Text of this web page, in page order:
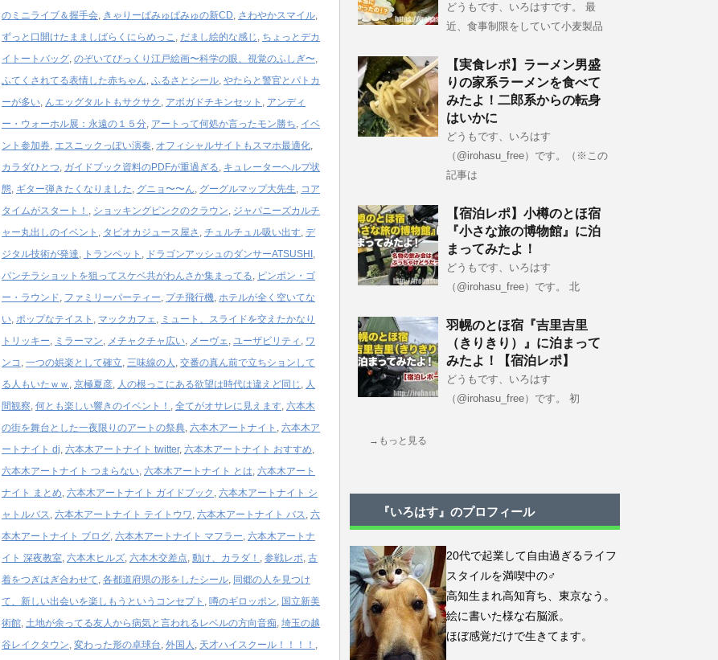
のミニライブ＆握手会, きゃりーぱみゅぱみゅの新CD, さわやかスマイル,
ずっと口開けたまましばらくにらめっこ , だまし絵的な感じ , ちょっとデカ
イトートバッグ, のぞいてびっくり江戸絵画〜科学の眼、視覚のふしぎ〜,
ふてくされてる表情した赤ちゃん, ふるさとシール, やたらと警官とパトカ
ーが多い, んエッグタルトもサクサク , アボガドチキンセット , アンディ
ー・ウォーホル展：永遠の１５分, アートって何処か言ったモン勝ち, イベ
ント参加券, エスニックっぽい演奏, オフィシャルサイトもスマホ最適化,
カラダひとつ, ガイドブック資料のPDFが重過ぎる, キュレーターヘルプ状
態, ギター弾きたくなりました, グニョ〜〜ん, グーグルマップ大先生, コア
タイムがスタート！ , ショッキングピンクのクラウン, ジャパニーズカルチ
ャー丸出しのイベント , タピオカジュース屋さ , チュルチュル吸い出す, デ
ジタル技術が発達, トランペット , ドラゴンアッシュのダンサーATSUSHI ,
パンチラショットを狙ってスケベ共がわんさか集まってる, ピンポン・ゴ
ー・ラウンド, ファミリーパーティー, プチ飛行機, ホテルが全く空いてな
い, ポップなテイスト , マックカフェ, ミュート、スライドを交えたかなり
トリッキー, ミラーマン, メチャクチャ広い, メーヴェ, ユーザビリティ , ワ
ンコ , 一つの娯楽として確立, 三味線の人 , 交番の真ん前で立ちションして
る人もいたｗｗ , 京極夏彦, 人の根っこにある欲望は時代は違えど同じ , 人
間観察, 何とも楽しい響きのイベント！ , 全てがオサレに見えます, 六本木
の街を舞台とした一夜限りのアートの祭典, 六本木アートナイト , 六本木ア
ートナイト dj, 六本木アートナイト twitter, 六本木アートナイト おすすめ,
六本木アートナイト つまらない, 六本木アートナイト とは, 六本木アート
ナイト まとめ, 六本木アートナイト ガイドブック , 六本木アートナイト シ
ャトルバス, 六本木アートナイト テイトウワ, 六本木アートナイト バス, 六
本木アートナイト ブログ, 六本木アートナイト マフラー, 六本木アートナ
イト 深夜教室, 六本木ヒルズ, 六本木交差点, 動け、カラダ！ , 参戦レポ, 古
着をつぎはぎ合わせて, 各都道府県の形をしたシール, 同郷の人を見つけ
て、新しい出会いを楽しもうというコンセプト , 噂のギロッポン, 国立新美
術館, 土地が余ってる友人から病気と言われるレベルの方向音痴, 埼玉の越
谷レイクタウン, 変わった形の卓球台, 外国人 , 天才ハイスクール！！！！ ,
どうもです、いろはすです。 最
近、食事制限をしていて小麦製品
【実食レポ】ラーメン男盛
りの家系ラーメンを食べて
みたよ！二郎系からの転身
はいかに
どうもです、いろはす
（@irohasu_free）です。（※この
記事は
【宿泊レポ】小樽のとほ宿
『小さな旅の博物館』に泊
まってみたよ！
どうもです、いろはす
（@irohasu_free）です。 北
羽幌のとほ宿『吉里吉里
（きりきり）』に泊まって
みたよ！【宿泊レポ】
どうもです、いろはす
（@irohasu_free）です。 初
→もっと見る
『いろはす』のプロフィール
20代で起業して自由過ぎるライフ
スタイルを満喫中の♂
高知生まれ高知育ち、東京なう。
絵に書いた様な右脳派。
ほぼ感覚だけで生きてます。